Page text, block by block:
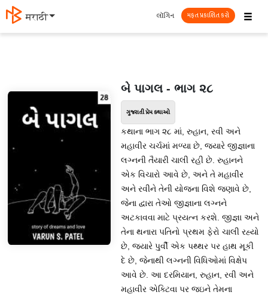
मराठी ☰
લૉગિન મફત પ્રકાશિત કરો
બે પાગલ - ભાગ ૨૮
ગુજરાતી પ્રેમ કથાઓ
કથાના ભાગ ૨૮ માં, રુહાન, રવી અને
મહાવીર ચર્ચમાં મળ્યા છે, જ્યારે જીજ્ઞાના
લગ્નની તૈયારી ચાલી રહી છે. રુહાનને
એક વિચારો આવે છે, અને તે મહાવીર
અને રવીને તેની યોજના વિશે જણાવે છે,
જેના દ્વારા તેઓ જીજ્ઞાના લગ્નને
અટકાવવા માટે પ્રયત્ન કરશે. જીજ્ઞા અને
તેના થનારા પતિનો પ્રથમ ફેરો ચાલી રહ્યો
છે, જ્યારે પુર્વી એક પથ્થર પર હાથ મૂકી
દે છે, જેનાથી લગ્નની વિધિઓમાં વિક્ષેપ
આવે છે. આ દરમિયાન, રુહાન, રવી અને
મહાવીર એક્ટિવા પર જઇને તેમના